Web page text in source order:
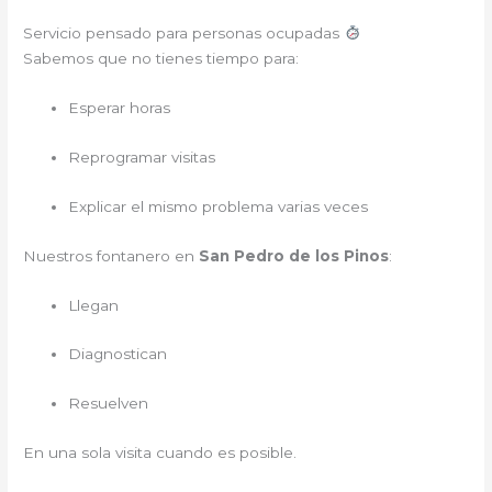
Servicio pensado para personas ocupadas
Sabemos que no tienes tiempo para:
Esperar horas
Reprogramar visitas
Explicar el mismo problema varias veces
Nuestros fontanero en San Pedro de los Pinos:
Llegan
Diagnostican
Resuelven
En una sola visita cuando es posible.